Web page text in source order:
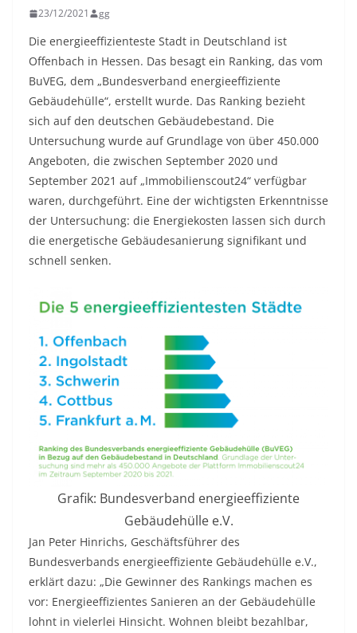
23/12/2021 gg
Die energieeffizienteste Stadt in Deutschland ist
Offenbach in Hessen. Das besagt ein Ranking, das vom
BuVEG, dem „Bundesverband energieeffiziente
Gebäudehülle“, erstellt wurde. Das Ranking bezieht
sich auf den deutschen Gebäudebestand. Die
Untersuchung wurde auf Grundlage von über 450.000
Angeboten, die zwischen September 2020 und
September 2021 auf „Immobilienscout24“ verfügbar
waren, durchgeführt. Eine der wichtigsten Erkenntnisse
der Untersuchung: die Energiekosten lassen sich durch
die energetische Gebäudesanierung signifikant und
schnell senken.
Grafik: Bundesverband energieeffiziente
Gebäudehülle e.V.
Jan Peter Hinrichs, Geschäftsführer des
Bundesverbands energieeffiziente Gebäudehülle e.V.,
erklärt dazu: „Die Gewinner des Rankings machen es
vor: Energieeffizientes Sanieren an der Gebäudehülle
lohnt in vielerlei Hinsicht. Wohnen bleibt bezahlbar,